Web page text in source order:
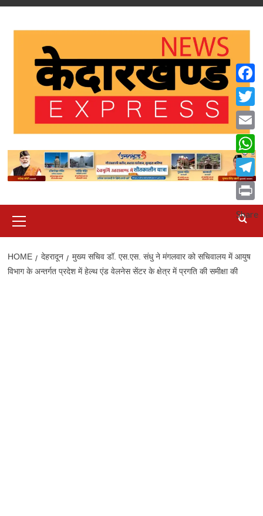
Skip
Menu
HOME देहरादून
मुख्य सचिव डॉ. एस.एस. संधु ने मंगलवार को सचिवालय में आयुष
विभाग के अन्तर्गत प्रदेश में हेल्थ एंड वेलनेस सेंटर के क्षेत्र में प्रगति की समीक्षा की
Email
Print
Share